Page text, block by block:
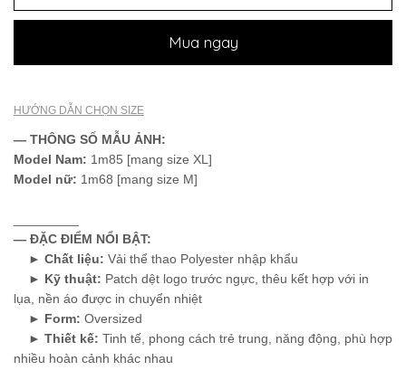
Mua ngay
HƯỚNG DẪN CHỌN SIZE
— THÔNG SỐ MẪU ẢNH:
Model Nam: 1m85 [mang size XL]
Model nữ: 1m68 [mang size M]
— ĐẶC ĐIỂM NỔI BẬT:
► Chất liệu: Vải thể thao Polyester nhập khẩu
► Kỹ thuật: Patch dệt logo trước ngực, thêu kết hợp với in
lụa, nền áo được in chuyển nhiệt
► Form: Oversized
► Thiết kế: Tinh tế, phong cách trẻ trung, năng động, phù hợp
nhiều hoàn cảnh khác nhau